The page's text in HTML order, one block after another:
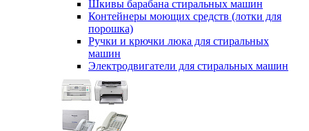
Шкивы барабана стиральных машин
Контейнеры моющих средств (лотки для
порошка)
Ручки и крючки люка для стиральных
машин
Электродвигатели для стиральных машин